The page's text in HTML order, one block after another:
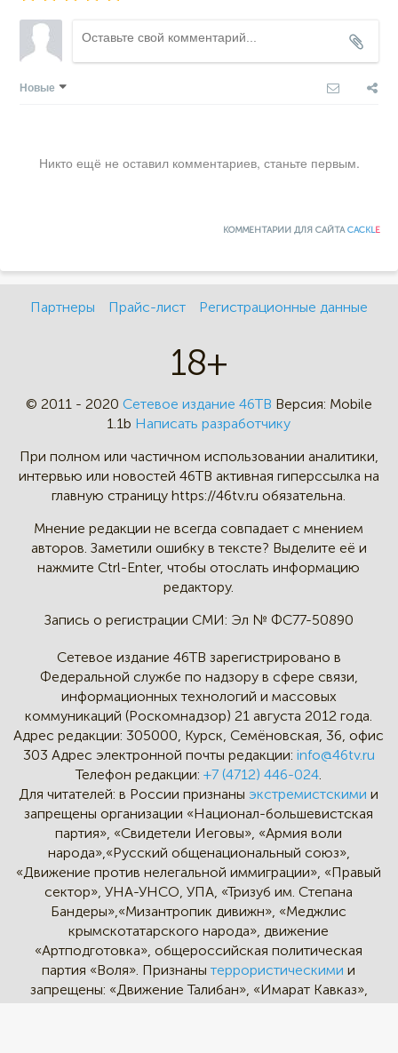
Новые
Никто ещё не оставил комментариев, станьте первым.
КОММЕНТАРИИ ДЛЯ САЙТАCACKLE
Партнеры Прайс-лист Регистрационные данные
18+
© 2011 - 2020 Сетевое издание 46ТВ Версия: Mobile
1.1b Написать разработчику
При полном или частичном использовании аналитики,
интервью или новостей 46TB активная гиперссылка на
главную страницу https://46tv.ru обязательна.
Мнение редакции не всегда совпадает с мнением
авторов. Заметили ошибку в тексте? Выделите её и
нажмите Ctrl-Enter, чтобы отослать информацию
редактору.
Запись о регистрации СМИ: Эл № ФС77-50890
Сетевое издание 46ТВ зарегистрировано в
Федеральной службе по надзору в сфере связи,
информационных технологий и массовых
коммуникаций (Роскомнадзор) 21 августа 2012 года.
Адрес редакции: 305000, Курск, Семёновская, 36, офис
303 Адрес электронной почты редакции: info@46tv.ru
Телефон редакции: +7 (4712) 446-024
Для читателей: в России признаныэкстремистскими и
запрещены организации «Национал-большевистская
партия», «Свидетели Иеговы», «Армия воли
народа»,«Русский общенациональный союз»,
«Движение против нелегальной иммиграции», «Правый
сектор», УНА-УНСО, УПА, «Тризуб им. Степана
Бандеры»,«Мизантропик дивижн», «Меджлис
крымскотатарского народа», движение
«Артподготовка», общероссийская политическая
партия «Воля». Признанытеррористическими и
запрещены: «Движение Талибан», «Имарат Кавказ»,